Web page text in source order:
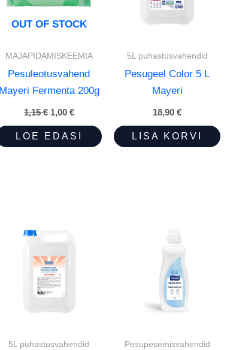
OUT OF STOCK
MAJAPIDAMISKEEMIA
Pesuleotusvahend
Mayeri Fermenta 200g
1,15€ Algne
hind
oli:
1,15 €.
1,00 €Praegune
hind
on:
1,00 €.
LOE EDASI
5L puhastusvahendid
Pesugeel Color 5 L
Mayeri
18,90€
LISA KORVI
5L puhastusvahendid Pesupesemisvahendid